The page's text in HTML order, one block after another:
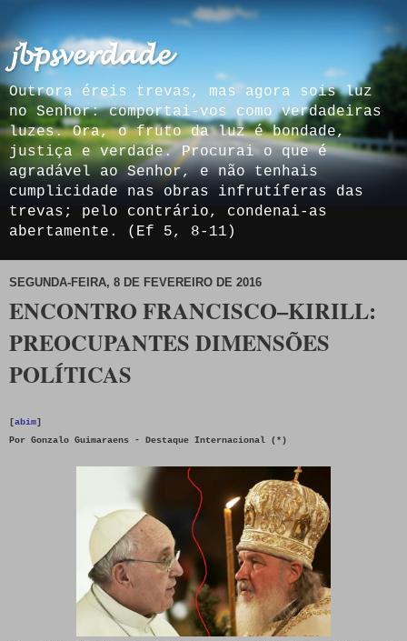
𝓳𝓫𝓹𝓼𝓿𝓮𝓻𝓭𝓪𝓭𝓮
Outrora éreis trevas, mas agora sois luz
no Senhor: comportai-vos como verdadeiras
luzes. Ora, o fruto da luz é bondade,
justiça e verdade. Procurai o que é
agradável ao Senhor, e não tenhais
cumplicidade nas obras infrutíferas das
trevas; pelo contrário, condenai-as
abertamente. (Ef 5, 8-11)
SEGUNDA-FEIRA, 8 DE FEVEREIRO DE 2016
ENCONTRO FRANCISCO–KIRILL:
PREOCUPANTES DIMENSÕES
POLÍTICAS
[abim]
Por Gonzalo Guimaraens - Destaque Internacional (*)